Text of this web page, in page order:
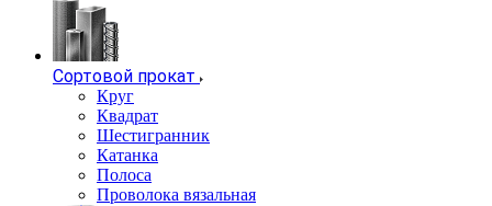
Сортовой прокат
Круг
Квадрат
Шестигранник
Катанка
Полоса
Проволока вязальная